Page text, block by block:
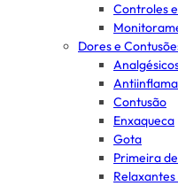
Controles
Dores e
Contusão
Enxaqueca
Gota
Primeira